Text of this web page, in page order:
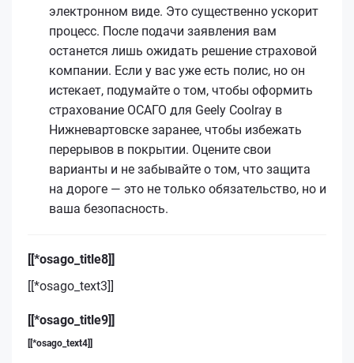
электронном виде. Это существенно ускорит
процесс. После подачи заявления вам
останется лишь ожидать решение страховой
компании. Если у вас уже есть полис, но он
истекает, подумайте о том, чтобы оформить
страхование ОСАГО для Geely Coolray в
Нижневартовске заранее, чтобы избежать
перерывов в покрытии. Оцените свои
варианты и не забывайте о том, что защита
на дороге — это не только обязательство, но и
ваша безопасность.
[[*osago_title8]]
[[*osago_text3]]
[[*osago_title9]]
[[*osago_text4]]